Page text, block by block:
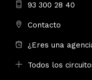
93 300 28 40
Contacto
¿Eres una
Todos los